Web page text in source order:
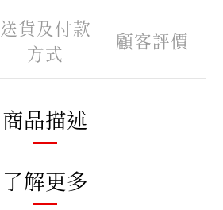
送貨及付款
方式
顧客評價
商品描述
了解更多